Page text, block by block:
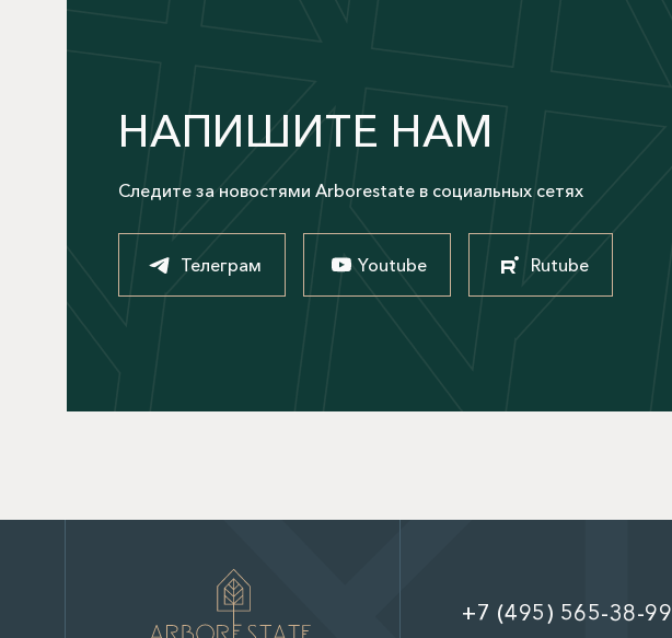
НАПИШИТЕ НАМ
Следите за новостями Arborestate в социальных сетях
Телеграм Youtube Rutube
+7 (495) 565-38-99